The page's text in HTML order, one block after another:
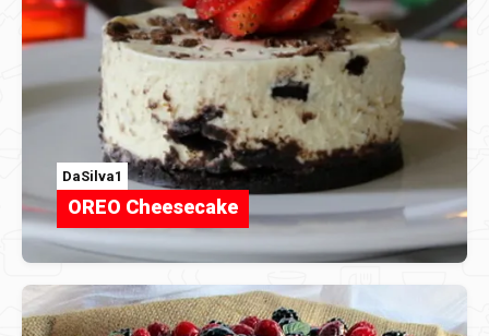
DaSilva1
OREO Cheesecake